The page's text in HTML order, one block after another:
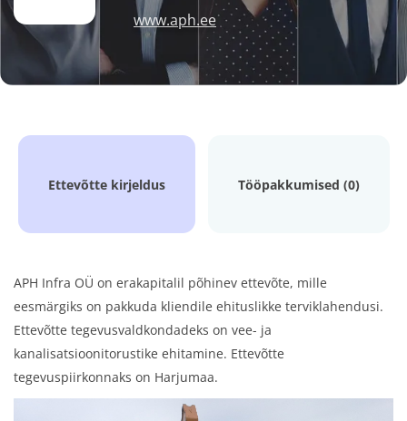
www.aph.ee
Ettevõtte kirjeldus Tööpakkumised (0)
APH Infra OÜ on erakapitalil põhinev ettevõte, mille
eesmärgiks on pakkuda kliendile ehituslikke terviklahendusi.
Ettevõtte tegevusvaldkondadeks on vee- ja
kanalisatsioonitorustike ehitamine. Ettevõtte
tegevuspiirkonnaks on Harjumaa.